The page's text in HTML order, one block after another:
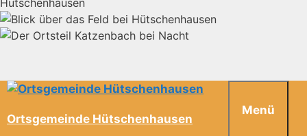
Ortsgemeinde Hütschenhausen
Menü